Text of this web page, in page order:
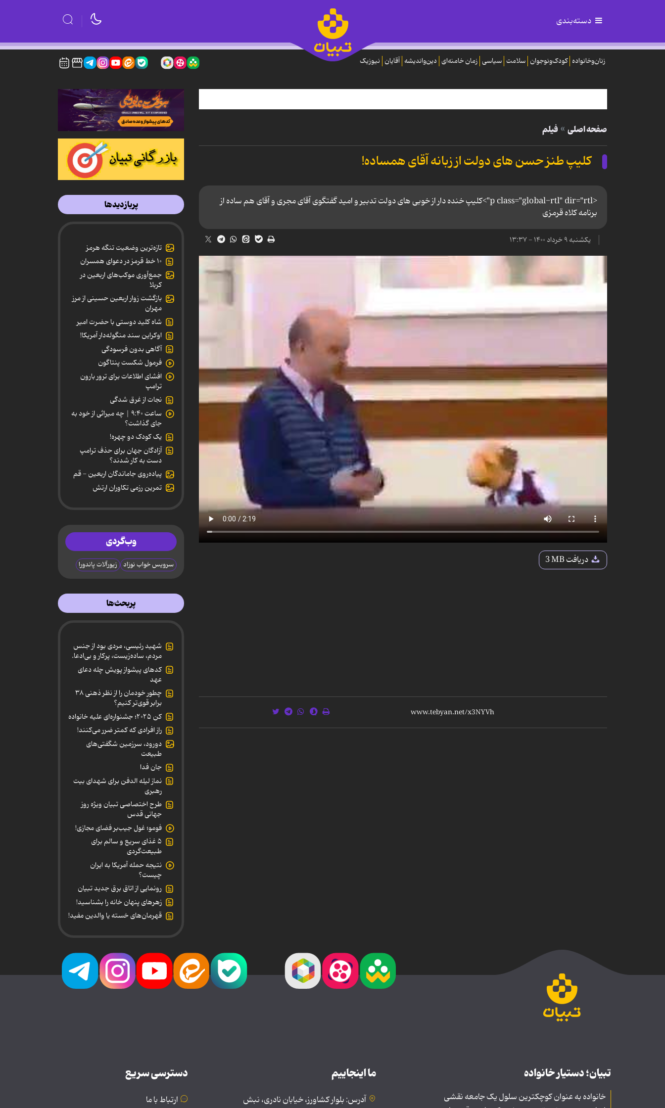
دسته‌بندی
زنان‌وخانواده کودک‌ونوجوان سلامت سیاسی زمان خامنه‌ای دین‌واندیشه آقایان نیوزیک
صفحه اصلی فیلم
کلیپ طنز حسن های دولت از زبانه آقای همساده!
<p class="global-rtl" dir="rtl">کلیپ خنده دار از خوبی های دولت تدبیر و امید گفتگوی آقای مجری و آقای هم ساده از
برنامه کلاه قرمزی
یکشنبه ۹ خرداد ۱۴۰۰ - ۱۳:۳۷
دریافت3 MB
پربازدیدها
تازه‌ترین وضعیت تنگه هرمز
۱۰ خط قرمز در دعوای همسران
جمع‌آوری موکب‌های اربعین در
کربلا
بازگشت زوار اربعین حسینی از مرز
مهران
شاه کلید دوستی با حضرت امیر
اوکراین سند منگوله‌دار آمریکا!
آگاهی بدون فرسودگی
فرمول شکست پنتاگون
افشای اطلاعات برای ترور بارون
ترامپ
نجات از غرق شدگی
ساعت ۹:۴۰ | چه میراثی از خود به
جای گذاشت؟
یک کودک دو چهره!
آزادگان جهان برای حذف ترامپ
دست به کار شدند؟
پیاده‌روی جاماندگان اربعین - قم
تمرین رزمی تکاوران ارتش
وب‌گردی
سرویس خواب نوزاد زیورآلات پاندورا
پربحث‌ها
شهید رئیسی، مردی بود از جنس
مردم، ساده‌زیست، پرکار و بی‌ادعا.
کدهای پیشواز پویش چله دعای
عهد
چطور خودمان را از نظر ذهنی ۳۸
برابر قوی‌تر کنیم؟
کن ۲۰۲۵؛ جشنواره‌ای علیه خانواده
راز افرادی که کمتر ضرر می‌کنند!
دورود، سرزمین شگفتی‌های
طبیعت
جان فدا
نماز لیله الدفن برای شهدای بیت
رهبری
طرح اختصاصی تبیان ویژه روز
جهانی قدس
فومو؛ غول جیب‌بر فضای مجازی!
۵ غذای سریع و سالم برای
طبیعت‌گردی
نتیجه حمله آمریکا به ایران
چیست؟
رونمایی از اتاق برق جدید تبیان
زهرهای پنهان خانه را بشناسید!
قهرمان‌های خسته یا والدین مفید!
تبیان؛ دستیار خانواده
خانواده به عنوان کوچکترین سلول یک جامعه نقشی
ما اینجاییم
آدرس: بلوار کشاورز، خیابان نادری، نبش
دسترسی سریع
ارتباط با ما